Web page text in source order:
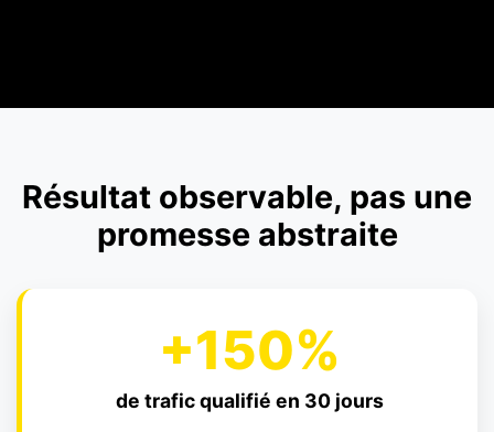
Résultat observable, pas une
promesse abstraite
+150%
de trafic qualifié en 30 jours